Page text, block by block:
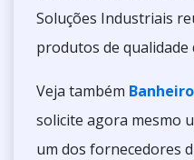
Soluções Industriais
produtos de qualidade
Veja também
solicite agora mesmo
um dos fornecedores